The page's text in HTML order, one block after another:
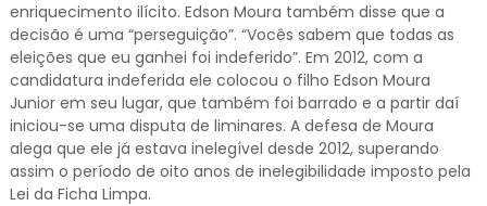
enriquecimento ilícito. Edson Moura também disse que a
decisão é uma “perseguição”. “Vocês sabem que todas as
eleições que eu ganhei foi indeferido”. Em 2012, com a
candidatura indeferida ele colocou o filho Edson Moura
Junior em seu lugar, que também foi barrado e a partir daí
iniciou-se uma disputa de liminares. A defesa de Moura
alega que ele já estava inelegível desde 2012, superando
assim o período de oito anos de inelegibilidade imposto pela
Lei da Ficha Limpa.